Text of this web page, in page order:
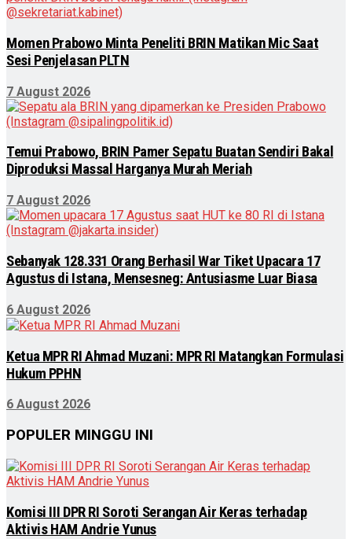
Momen Prabowo Minta Peneliti BRIN Matikan Mic Saat
Sesi Penjelasan PLTN
7 August 2026
Temui Prabowo, BRIN Pamer Sepatu Buatan Sendiri Bakal
Diproduksi Massal Harganya Murah Meriah
7 August 2026
Sebanyak 128.331 Orang Berhasil War Tiket Upacara 17
Agustus di Istana, Mensesneg: Antusiasme Luar Biasa
6 August 2026
Ketua MPR RI Ahmad Muzani: MPR RI Matangkan Formulasi
Hukum PPHN
6 August 2026
POPULER MINGGU INI
Komisi III DPR RI Soroti Serangan Air Keras terhadap
Aktivis HAM Andrie Yunus